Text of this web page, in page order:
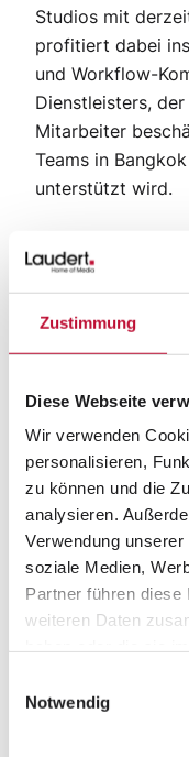
Zustimmung
Diese Webseite
Wir verwenden
personalisieren,
zu können und die
analysieren.
Verwendung
soziale Medien,
Partner führen
weiteren Daten
Notwendig
Studios mit
profitiert dabei
und Workflow-
Dienstleisters,
Mitarbeiter
Teams in
unterstützt wird.
Aufgrund der
die
Hamburg
vergangenen 3
Borsteler
ersten Shooting-
Team bereits
Andreas Rosing,
Gesellschafter,
Studios. „Dabei
ehemalige
neuen Kollegen,
ergänzen.“Das
durch die